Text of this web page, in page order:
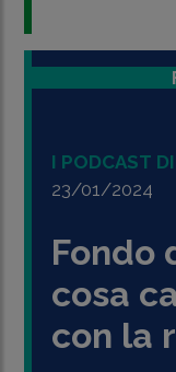
I PODCAST
23/01/2024
Fondo
cosa
con la